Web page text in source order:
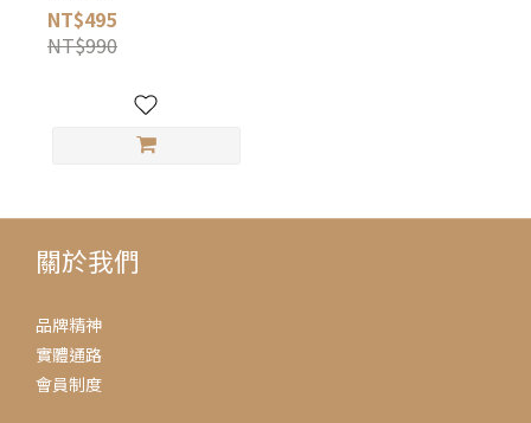
NT$495
NT$990
關於我們
品牌精神
實體通路
會員制度